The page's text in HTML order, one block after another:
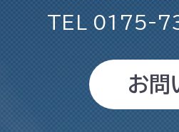
TEL 0175-
お問